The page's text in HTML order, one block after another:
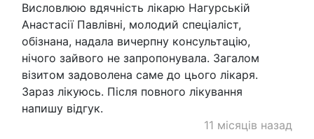
Висловлюю вдячність лікарю Нагурській
Анастасії Павлівні, молодий спеціаліст,
обізнана, надала вичерпну консультацію,
нічого зайвого не запропонувала. Загалом
візитом задоволена саме до цього лікаря.
Зараз лікуюсь. Після повного лікування
напишу відгук.
11 місяців назад